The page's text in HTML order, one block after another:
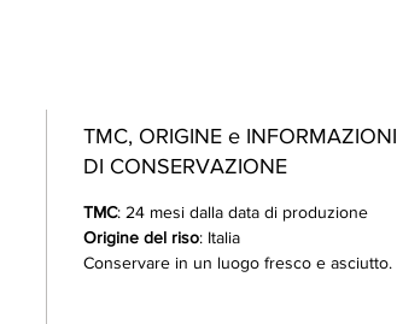
TMC, ORIGINE e INFORMAZIONI
DI CONSERVAZIONE
TMC: 24 mesi dalla data di produzione
Origine del riso: Italia
Conservare in un luogo fresco e asciutto.